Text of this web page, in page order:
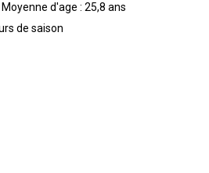
d'age : 25,8 ans
de saison